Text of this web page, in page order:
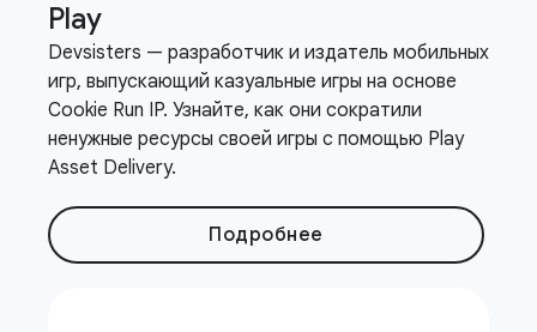
Play
Devsisters — разработчик и издатель мобильных
игр, выпускающий казуальные игры на основе
Cookie Run IP. Узнайте, как они сократили
ненужные ресурсы своей игры с помощью Play
Asset Delivery.
Подробнее